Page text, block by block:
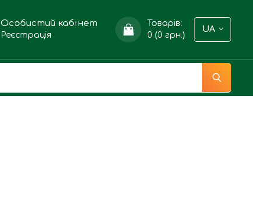
Особистий кабінет
Реєстрація
Товарів:
0 (0 грн.)
UA